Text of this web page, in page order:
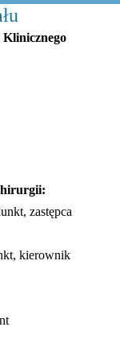
zastępca
kierownik